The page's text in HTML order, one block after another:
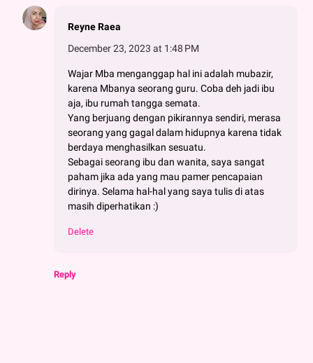
Reyne Raea
December 23, 2023 at 1:48 PM
Wajar Mba menganggap hal ini adalah mubazir,
karena Mbanya seorang guru. Coba deh jadi ibu
aja, ibu rumah tangga semata.
Yang berjuang dengan pikirannya sendiri, merasa
seorang yang gagal dalam hidupnya karena tidak
berdaya menghasilkan sesuatu.
Sebagai seorang ibu dan wanita, saya sangat
paham jika ada yang mau pamer pencapaian
dirinya. Selama hal-hal yang saya tulis di atas
masih diperhatikan :)
Delete
Reply